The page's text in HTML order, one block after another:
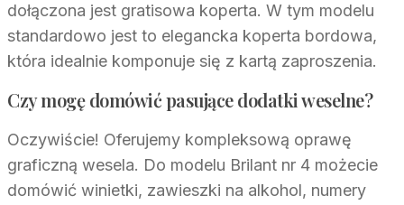
dołączona jest gratisowa koperta. W tym modelu
standardowo jest to elegancka koperta bordowa,
która idealnie komponuje się z kartą zaproszenia.
Czy mogę domówić pasujące dodatki weselne?
Oczywiście! Oferujemy kompleksową oprawę
graficzną wesela. Do modelu Brilant nr 4 możecie
domówić winietki, zawieszki na alkohol, numery